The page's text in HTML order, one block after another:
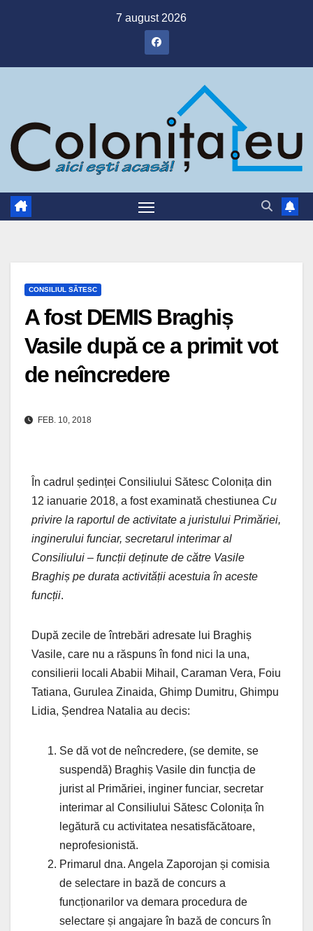
7 august 2026
CONSILIUL SĂTESC
A fost DEMIS Braghiș
Vasile după ce a primit vot
de neîncredere
FEB. 10, 2018
În cadrul ședinței Consiliului Sătesc Colonița din
12 ianuarie 2018, a fost examinată chestiunea Cu
privire la raportul de activitate a juristului Primăriei,
inginerului funciar, secretarul interimar al
Consiliului – funcții deținute de către Vasile
Braghiș pe durata activității acestuia în aceste
funcții.
După zecile de întrebări adresate lui Braghiș
Vasile, care nu a răspuns în fond nici la una,
consilierii locali Ababii Mihail, Caraman Vera, Foiu
Tatiana, Gurulea Zinaida, Ghimp Dumitru, Ghimpu
Lidia, Șendrea Natalia au decis:
Se dă vot de neîncredere, (se demite, se
suspendă) Braghiș Vasile din funcția de
jurist al Primăriei, inginer funciar, secretar
interimar al Consiliului Sătesc Colonița în
legătură cu activitatea nesatisfăcătoare,
neprofesionistă.
Primarul dna. Angela Zaporojan și comisia
de selectare in bază de concurs a
funcționarilor va demara procedura de
selectare și angajare în bază de concurs în